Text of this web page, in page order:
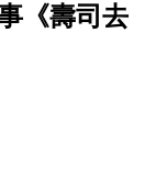
《壽司去